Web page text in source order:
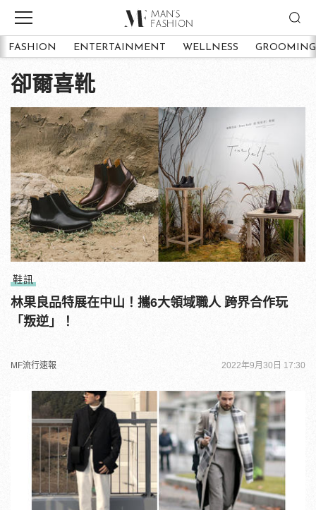
FASHION ENTERTAINMENT WELLNESS GROOMING
卻爾喜靴
鞋訊
林果良品特展在中山！攜6大領域職人 跨界合作玩
「叛逆」！
MF流行速報 2022年9月30日 17:30